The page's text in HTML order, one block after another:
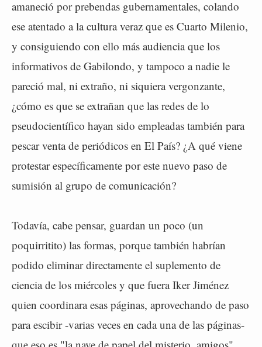
amaneció por prebendas gubernamentales, colando
ese atentado a la cultura veraz que es Cuarto Milenio,
y consiguiendo con ello más audiencia que los
informativos de Gabilondo, y tampoco a nadie le
pareció mal, ni extraño, ni siquiera vergonzante,
¿cómo es que se extrañan que las redes de lo
pseudocientífico hayan sido empleadas también para
pescar venta de periódicos en El País? ¿A qué viene
protestar específicamente por este nuevo paso de
sumisión al grupo de comunicación?
Todavía, cabe pensar, guardan un poco (un
poquirritito) las formas, porque también habrían
podido eliminar directamente el suplemento de
ciencia de los miércoles y que fuera Iker Jiménez
quien coordinara esas páginas, aprovechando de paso
para escibir -varias veces en cada una de las páginas-